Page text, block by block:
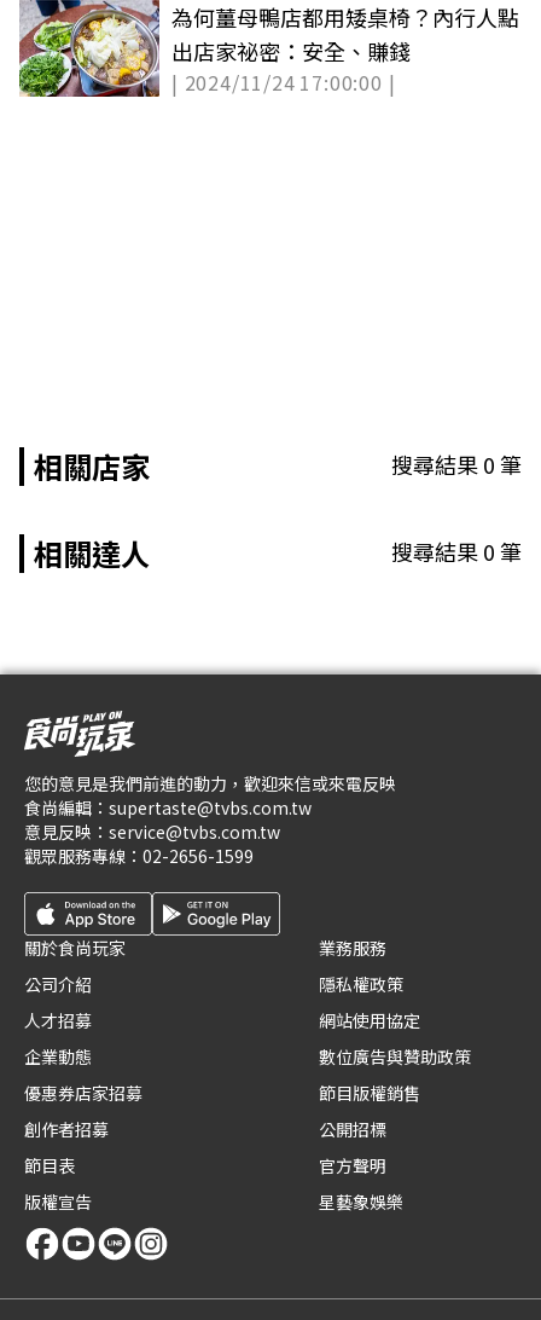
為何薑母鴨店都用矮桌椅？內行人點
出店家祕密：安全、賺錢
| 2024/11/24 17:00:00 |
相關店家 搜尋結果0筆
相關達人 搜尋結果0筆
您的意見是我們前進的動力，歡迎來信或來電反映
食尚編輯： supertaste@tvbs.com.tw
意見反映： service@tvbs.com.tw
觀眾服務專線： 02-2656-1599
關於食尚玩家
公司介紹
人才招募
企業動態
優惠券店家招募
創作者招募
節目表
版權宣告
業務服務
隱私權政策
網站使用協定
數位廣告與贊助政策
節目版權銷售
公開招標
官方聲明
星藝象娛樂